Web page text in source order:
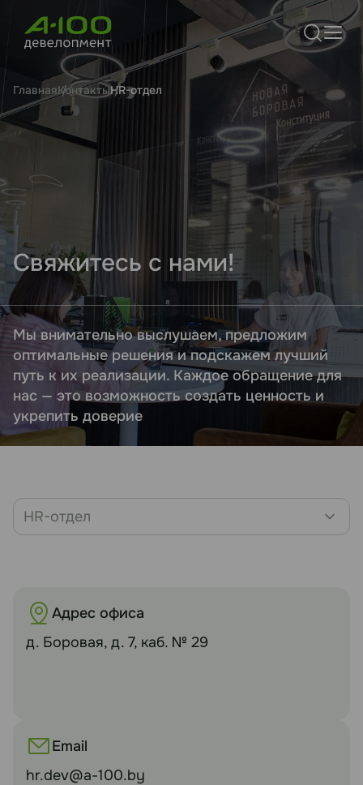
ГлавнаяКонтактыHR-отдел
Свяжитесь с нами!
Мы внимательно выслушаем, предложим
оптимальные решения и подскажем лучший
путь к их реализации. Каждое обращение для
нас — это возможность создать ценность и
укрепить доверие
HR-отдел
Адрес офиса
д. Боровая, д. 7, каб. № 29
Email
hr.dev@a-100.by